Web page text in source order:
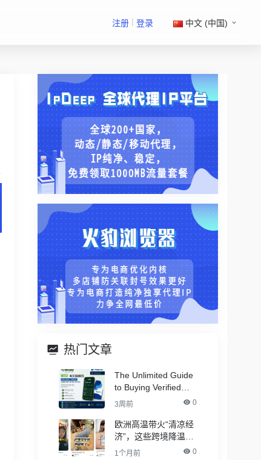
注册 | 登录 中文 (中国)
热门文章
The Unlimited Guide
to Buying Verified
PayPal Accounts –
3周前 0
欧洲高温带火“清凉经
济”，这些跨境降温品
类卖爆了！
1个月前 0